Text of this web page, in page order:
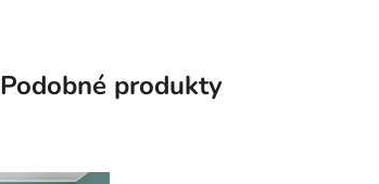
Podobné produkty